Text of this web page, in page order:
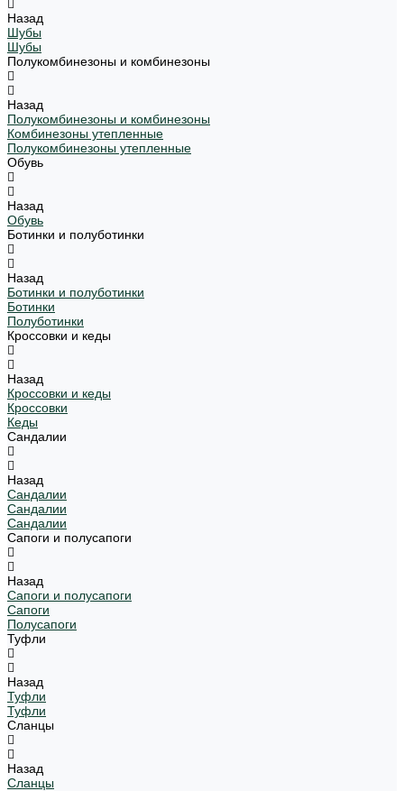
Назад
Шубы
Шубы
Полукомбинезоны и комбинезоны
Назад
Полукомбинезоны и комбинезоны
Комбинезоны утепленные
Полукомбинезоны утепленные
Обувь
Назад
Обувь
Ботинки и полуботинки
Назад
Ботинки и полуботинки
Ботинки
Полуботинки
Кроссовки и кеды
Назад
Кроссовки и кеды
Кроссовки
Кеды
Сандалии
Назад
Сандалии
Сандалии
Сандалии
Сапоги и полусапоги
Назад
Сапоги и полусапоги
Сапоги
Полусапоги
Туфли
Назад
Туфли
Туфли
Сланцы
Назад
Сланцы